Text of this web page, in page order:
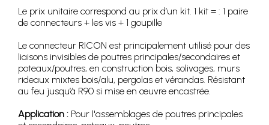
Le prix unitaire correspond au prix d’un kit. 1 kit = : 1 paire
de connecteurs + les vis + 1 goupille
Le connecteur RICON est principalement utilisé pour des
liaisons invisibles de poutres principales/secondaires et
poteaux/poutres, en construction bois, solivages, murs
rideaux mixtes bois/alu, pergolas et vérandas. Résistant
au feu jusqu’à R90 si mise en œuvre encastrée.
Application : Pour l'assemblages de poutres principales